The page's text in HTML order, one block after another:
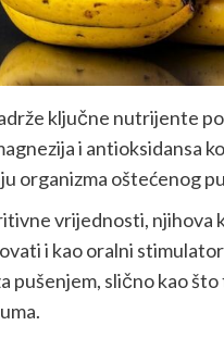
ključne nutrijente
i antioksidansa
organizma oštećenog
vrijednosti, njihova
i kao oralni
pušenjem, slično kao što